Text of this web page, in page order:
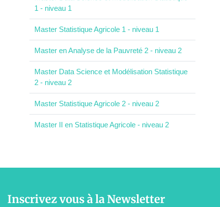
1 - niveau 1
Master Statistique Agricole 1 - niveau 1
Master en Analyse de la Pauvreté 2 - niveau 2
Master Data Science et Modélisation Statistique
2 - niveau 2
Master Statistique Agricole 2 - niveau 2
Master II en Statistique Agricole - niveau 2
Inscrivez vous à la Newsletter